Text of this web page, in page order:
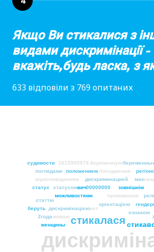
Якщо Ви стикалися з
видами дискримінації -
вкажіть,будь ласка, з
633 відповіли з 769 опитаних
стикалася
ознакою
нет
орієнтацією
дискримінацією
можливостями проживання
статусом 00000000 зовнішнім
мовою
вич
віросповіданням дискриминацией
женщины
мае
поглядами положением походження
статтю
статус
судимости 1615905576
2года
беременную
беруть